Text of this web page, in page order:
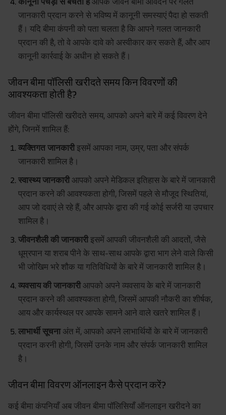
जानकारी प्रदान करने से भविष्य में कानूनी समस्याएं पैदा हो सकती
हैं। यदि बीमा कंपनी को पता चलता है कि आपने गलत जानकारी
प्रदान की है, तो वे आपके दावे को अस्वीकार कर सकते हैं, और आप
कानूनी कार्रवाई के अधीन हो सकते हैं।
जीवन बीमा पॉलिसी खरीदते समय किन विवरणों की
आवश्यकता होती है?
जीवन बीमा पॉलिसी खरीदते समय, आपको अपने बारे में कई विवरण देने
होंगे, जिनमें शामिल हैं:
व्यक्तिगत जानकारीइसमें आपका नाम, उम्र, पता और संपर्क
जानकारी शामिल है।
स्वास्थ्य जानकारीआपको अपने मेडिकल इतिहास के बारे में जानकारी
प्रदान करने की आवश्यकता होगी, जिसमें पहले से मौजूद स्थितियां,
आप जो दवाएं ले रहे हैं, और आपके द्वारा की गई कोई सर्जरी या उपचार
शामिल है।
जीवनशैली की जानकारीइसमें आपकी जीवनशैली की आदतों, जैसे
धूम्रपान या शराब पीने के साथ-साथ आपके द्वारा भाग लेने वाले किसी
भी जोखिम भरे शौक या गतिविधियों के बारे में जानकारी शामिल है।
व्यवसाय की जानकारीआपको अपने व्यवसाय के बारे में जानकारी
प्रदान करने की आवश्यकता होगी, जिसमें आपकी नौकरी का शीर्षक,
आय और कार्यस्थल पर आपके सामने आने वाले खतरे शामिल हैं।
लाभार्थी सूचनाअंत में, आपको अपने लाभार्थियों के बारे में जानकारी
प्रदान करनी होगी, जिसमें उनके नाम और संपर्क जानकारी शामिल
है।
जीवन बीमा विवरण ऑनलाइन कैसे प्रदान करें?
कई बीमा कंपनियाँ अब जीवन बीमा पॉलिसियाँ ऑनलाइन खरीदने का